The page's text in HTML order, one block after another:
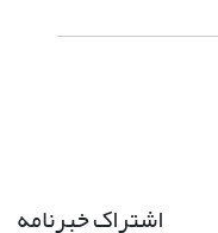
اشتراک خبرنامه